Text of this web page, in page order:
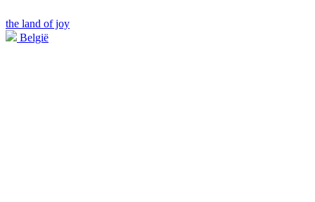
the land of joy
België